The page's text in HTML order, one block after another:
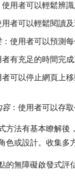
使用者可以輕鬆辨
者可以輕鬆閱讀及
：使用者可以預測
有充足的時間完
可以停止網頁上
容：使用者可以存
方法有基本瞭解
色或設計。收集多
的無障礙啟發式評